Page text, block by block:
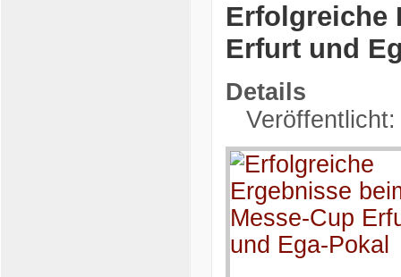
Erfolgreiche
Erfurt und
Details